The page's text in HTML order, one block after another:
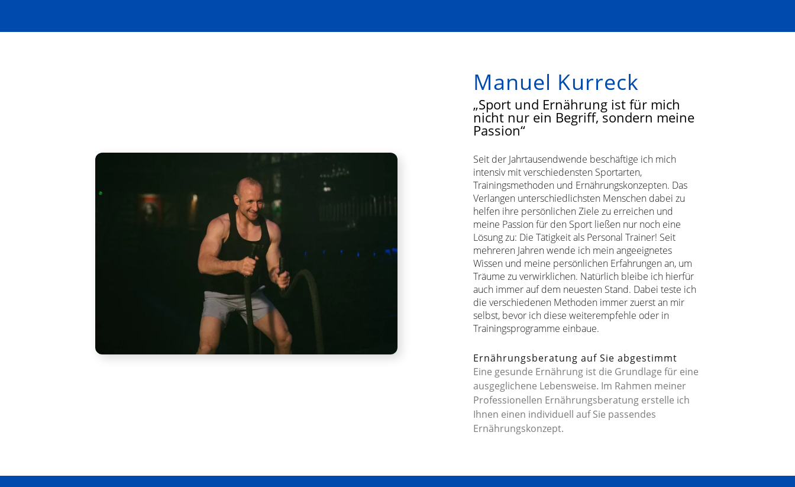
Manuel Kurreck
„Sport und Ernährung ist für mich
nicht nur ein Begriff, sondern meine
Passion“
Seit der Jahrtausendwende beschäftige ich mich
intensiv mit verschiedensten Sportarten,
Trainingsmethoden und Ernährungskonzepten. Das
Verlangen unterschiedlichsten Menschen dabei zu
helfen ihre persönlichen Ziele zu erreichen und
meine Passion für den Sport ließen nur noch eine
Lösung zu: Die Tätigkeit als Personal Trainer! Seit
mehreren Jahren wende ich mein angeeignetes
Wissen und meine persönlichen Erfahrungen an, um
Träume zu verwirklichen. Natürlich bleibe ich hierfür
auch immer auf dem neuesten Stand. Dabei teste ich
die verschiedenen Methoden immer zuerst an mir
selbst, bevor ich diese weiterempfehle oder in
Trainingsprogramme einbaue.
Ernährungsberatung auf Sie abgestimmt
Eine gesunde Ernährung ist die Grundlage für eine
ausgeglichene Lebensweise. Im Rahmen meiner
Professionellen Ernährungsberatung erstelle ich
Ihnen einen individuell auf Sie passendes
Ernährungskonzept.